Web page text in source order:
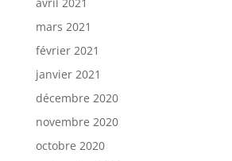
mars 2021
février 2021
janvier 2021
décembre 2020
novembre 2020
octobre 2020